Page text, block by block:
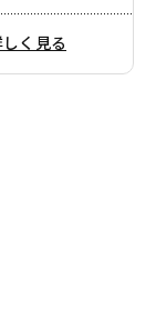
く見る